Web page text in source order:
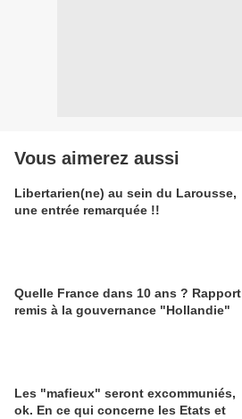
Vous aimerez aussi
Libertarien(ne) au sein du Larousse,
une entrée remarquée !!
Quelle France dans 10 ans ? Rapport
remis à la gouvernance "Hollandie"
Les "mafieux" seront excommuniés,
ok. En ce qui concerne les Etats et